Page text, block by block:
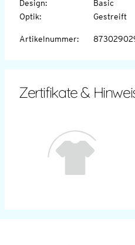
Design:
Basic
Optik: Gestreift
Artikelnummer:
Zertifikate &